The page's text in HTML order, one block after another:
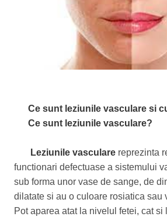
Ce sunt leziunile vasculare si
Ce sunt leziunile vasculare?
Leziunile vasculare reprezinta
functionari defectuase a sistemului
sub forma unor vase de sange, de
dilatate si au o culoare rosiatica sau
Pot aparea atat la nivelul fetei, cat